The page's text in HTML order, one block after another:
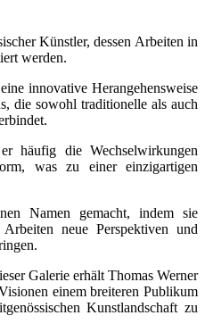
Künstler, dessen Arbeiten in
werden.
innovative Herangehensweise
die sowohl traditionelle als auch
häufig die Wechselwirkungen
was zu einer einzigartigen
Namen gemacht, indem sie
neue Perspektiven und
Galerie erhält Thomas Werner
einem breiteren Publikum
Kunstlandschaft zu